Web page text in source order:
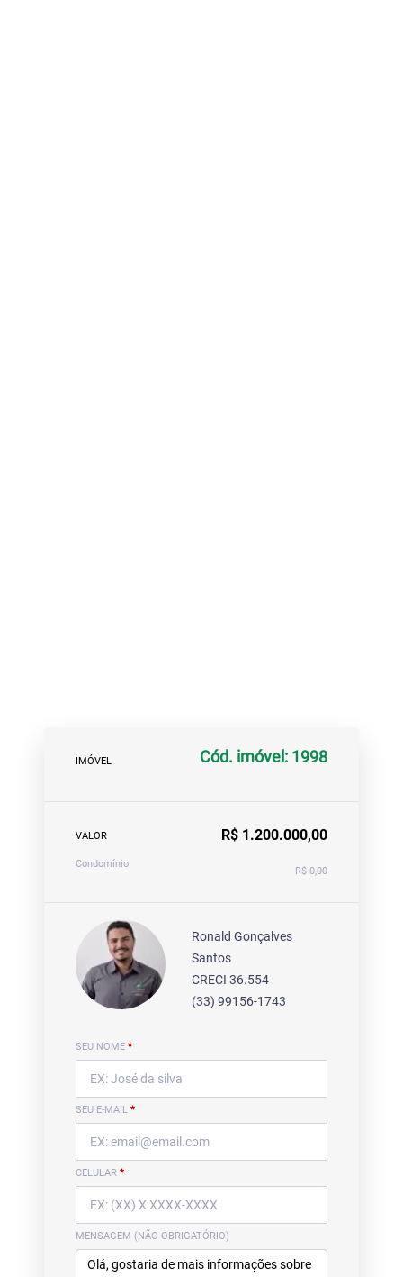
IMÓVEL Cód. imóvel: 1998
VALOR R$ 1.200.000,00
Condomínio
R$ 0,00
Ronald Gonçalves
Santos
CRECI 36.554
(33) 99156-1743
SEU NOME *
SEU E-MAIL *
CELULAR *
MENSAGEM (NÃO OBRIGATÓRIO)